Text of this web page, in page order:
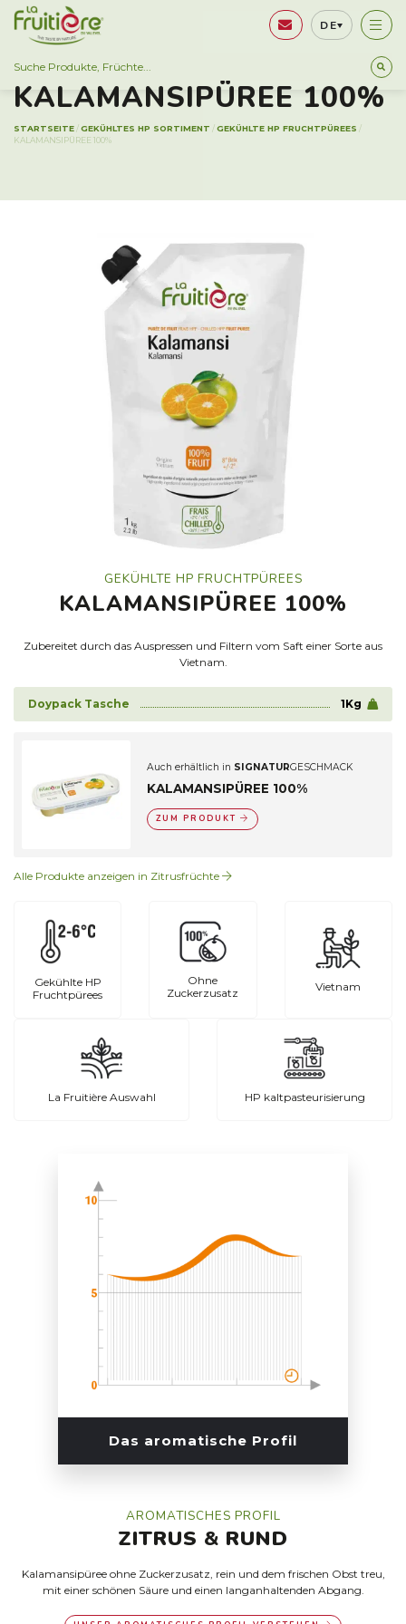
DE
GEKÜHLTES HP SORTIMENT
KALAMANSIPÜREE 100%
STARTSEITE /GEKÜHLTES HP SORTIMENT /GEKÜHLTE HP FRUCHTPÜREES /
KALAMANSIPÜREE 100%
GEKÜHLTE HP FRUCHTPÜREES
KALAMANSIPÜREE 100%
Zubereitet durch das Auspressen und Filtern vom Saft einer Sorte aus
Vietnam.
Doypack Tasche 1Kg
Auch erhältlich in SIGNATURGESCHMACK
KALAMANSIPÜREE 100%
ZUM PRODUKT
Alle Produkte anzeigen in Zitrusfrüchte
Gekühlte HP
Fruchtpürees
Ohne
Zuckerzusatz
Vietnam
La Fruitière Auswahl HP kaltpasteurisierung
Das aromatische Profil
AROMATISCHES PROFIL
ZITRUS & RUND
Kalamansipüree ohne Zuckerzusatz, rein und dem frischen Obst treu,
mit einer schönen Säure und einen langanhaltenden Abgang.